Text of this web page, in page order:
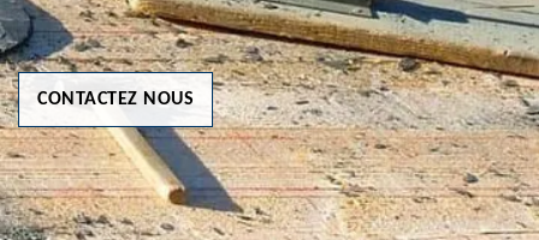
CONTACTEZ NOUS